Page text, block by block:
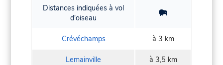
Distances indiquées à vol
d'oiseau
Crévéchamps à 3 km
Lemainville à 3,5 km